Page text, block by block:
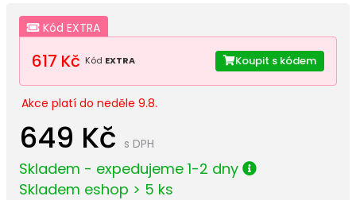
Kód EXTRA
617 Kč Kód EXTRA Koupit s kódem
Akce platí do neděle 9.8.
649 Kč s DPH
Skladem - expedujeme 1-2 dny
Skladem eshop > 5 ks